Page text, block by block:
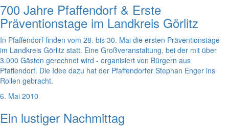
700 Jahre Pfaffendorf & Erste
Präventionstage im Landkreis Görlitz
In Pfaffendorf finden vom 28. bis 30. Mai die ersten Präventionstage
im Landkreis Görlitz statt. Eine Großveranstaltung, bei der mit über
3.000 Gästen gerechnet wird - organisiert von Bürgern aus
Pfaffendorf. Die Idee dazu hat der Pfaffendorfer Stephan Enger ins
Rollen gebracht.
6. Mai 2010
Ein lustiger Nachmittag